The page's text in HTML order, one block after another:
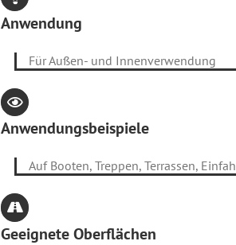
Anwendung
Für Außen- und Innenverwendung
Anwendungsbeispiele
Auf Booten, Treppen, Terrassen,
Geeignete Oberflächen